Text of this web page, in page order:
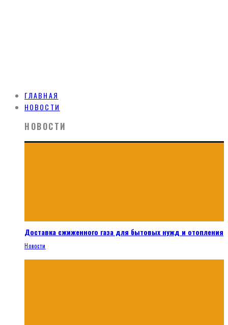
ГЛАВНАЯ
НОВОСТИ
НОВОСТИ
Доставка сжиженного газа для бытовых нужд и отопления
Новости